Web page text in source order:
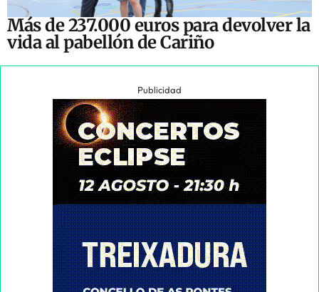
Más de 237.000 euros para devolver la
vida al pabellón de Cariño
Publicidad